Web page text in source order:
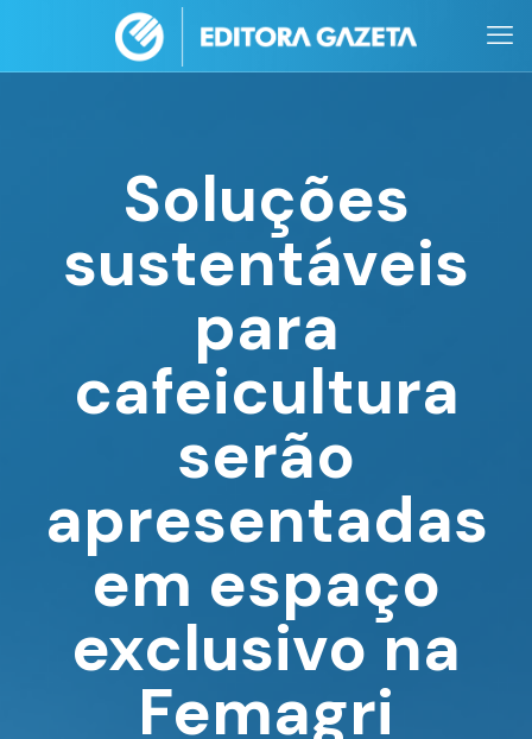
Soluções
sustentáveis
para
cafeicultura
serão
apresentadas
em espaço
exclusivo na
Femagri